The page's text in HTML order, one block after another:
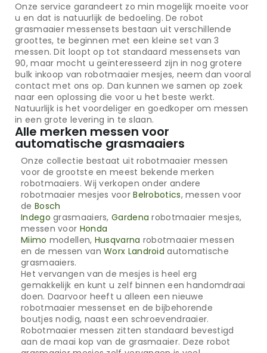
Onze service garandeert zo min mogelijk moeite voor
u en dat is natuurlijk de bedoeling. De robot
grasmaaier messensets bestaan uit verschillende
groottes, te beginnen met een kleine set van 3
messen. Dit loopt op tot standaard messensets van
90, maar mocht u geïnteresseerd zijn in nog grotere
bulk inkoop van robotmaaier mesjes, neem dan vooral
contact met ons op. Dan kunnen we samen op zoek
naar een oplossing die voor u het beste werkt.
Natuurlijk is het voordeliger en goedkoper om messen
in een grote levering in te slaan.
Alle merken messen voor
automatische grasmaaiers
Onze collectie bestaat uit robotmaaier messen
voor de grootste en meest bekende merken
robotmaaiers. Wij verkopen onder andere
robotmaaier mesjes voorBelrobotics, messen voor
de Bosch
Indego grasmaaiers,Gardenarobotmaaier mesjes,
messen voor Honda
Miimo modellen, Husqvarna robotmaaier messen
en de messen vanWorx Landroid automatische
grasmaaiers.
Het vervangen van de mesjes is heel erg
gemakkelijk en kunt u zelf binnen een handomdraai
doen. Daarvoor heeft u alleen een nieuwe
robotmaaier messenset en de bijbehorende
boutjes nodig, naast een schroevendraaier.
Robotmaaier messen zitten standaard bevestigd
aan de maai kop van de grasmaaier. Deze robot